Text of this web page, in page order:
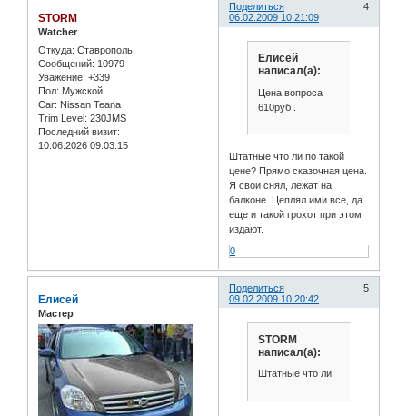
Поделиться
4
06.02.2009 10:21:09
STORM
Watcher
Откуда: Ставрополь
Сообщений: 10979
Уважение: +339
Пол: Мужской
Car: Nissan Teana
Trim Level: 230JMS
Последний визит:
10.06.2026 09:03:15
Елисей
написал(а):
Цена вопроса
610руб .
Штатные что ли по такой
цене? Прямо сказочная цена.
Я свои снял, лежат на
балконе. Цеплял ими все, да
еще и такой грохот при этом
издают.
0
Поделиться
5
09.02.2009 10:20:42
Елисей
Мастер
STORM
написал(а):
Штатные что ли